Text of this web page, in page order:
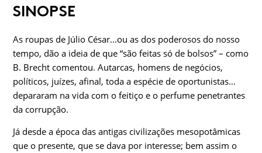
SINOPSE
As roupas de Júlio César...ou as dos poderosos do nosso
tempo, dão a ideia de que “são feitas só de bolsos” – como
B. Brecht comentou. Autarcas, homens de negócios,
políticos, juízes, afinal, toda a espé­cie de oportunistas…
depararam na vida com o feitiço e o perfume penetrantes
da corrupção.
Já desde a época das antigas civilizações mesopotâmicas
que o presen­te, que se dava por interesse; bem assim o